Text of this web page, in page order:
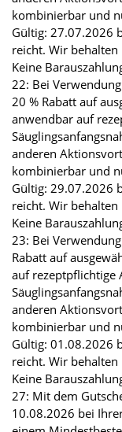
kombinierbar und
Gültig: 27.07.2026
reicht. Wir
Keine
22: Bei
20 % Rabatt auf
anwendbar auf
anderen
kombinierbar und
Gültig: 29.07.2026
reicht. Wir
Keine
23: Bei
Rabatt auf
auf rezeptpflichtige
anderen
kombinierbar und
Gültig: 01.08.2026
reicht. Wir
Keine
27: Mit dem
10.08.2026 bei